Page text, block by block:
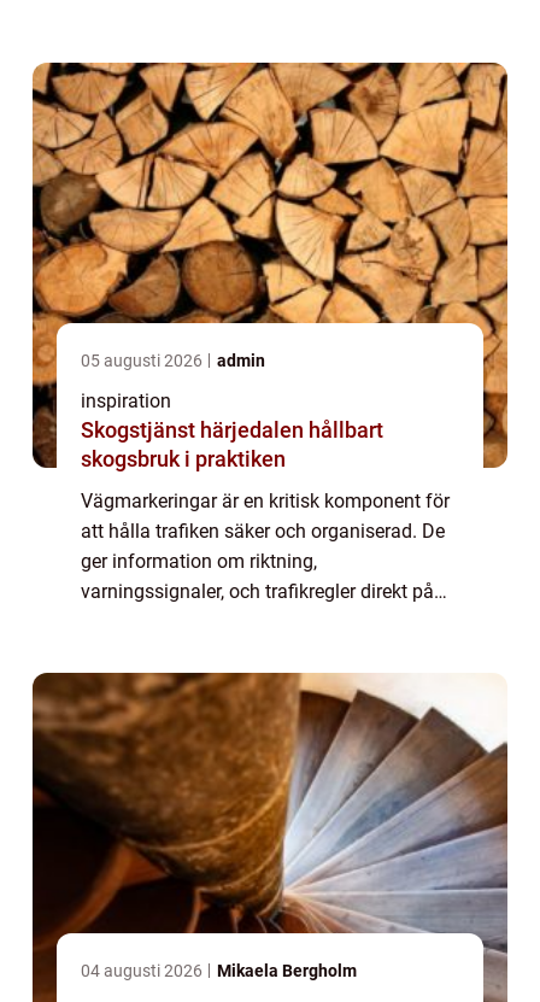
05 augusti 2026 admin
inspiration
Skogstjänst härjedalen hållbart
skogsbruk i praktiken
Vägmarkeringar är en kritisk komponent för
att hålla trafiken säker och organiserad. De
ger information om riktning,
varningssignaler, och trafikregler direkt på
04 augusti 2026 Mikaela Bergholm